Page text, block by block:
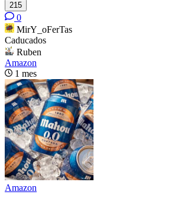
215
0
MirY_oFerTas
Caducados
Ruben
Amazon
1 mes
Amazon